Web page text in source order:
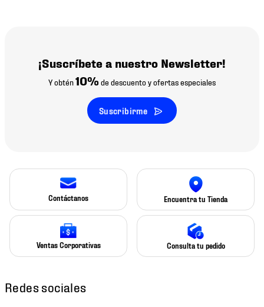
¡Suscríbete a nuestro Newsletter!
Y obtén10% de descuento y ofertas especiales
Suscribirme
Contáctanos Encuentra tu Tienda
Ventas Corporativas Consulta tu pedido
Redes sociales